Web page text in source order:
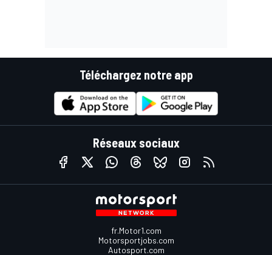
Téléchargez notre app
Réseaux sociaux
fr.Motor1.com
Motorsportjobs.com
Autosport.com